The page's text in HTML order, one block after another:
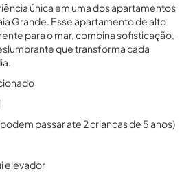
única em uma dos apartamentos
Grande. Esse apartamento de alto
para o mar, combina sofisticação,
que transforma cada
passar ate 2 criancas de 5 anos)
elevador